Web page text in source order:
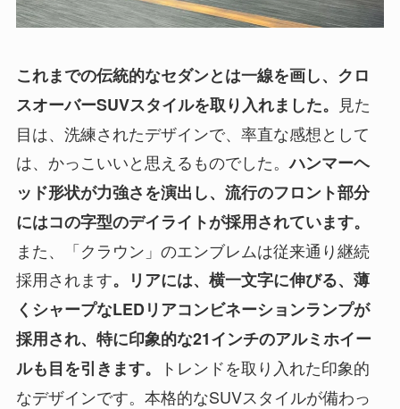
これまでの伝統的なセダンとは一線を画し、クロ
スオーバーSUVスタイルを取り入れました。 見た
目は、洗練されたデザインで、率直な感想として
は、かっこいいと思えるものでした。ハンマーヘ
ッド形状が力強さを演出し、流行のフロント部分
にはコの字型のデイライトが採用されています。
また、「クラウン」のエンブレムは従来通り継続
採用されます。リアには、横一文字に伸びる、薄
くシャープなLEDリアコンビネーションランプが
採用され、特に印象的な21インチのアルミホイー
ルも目を引きます。
トレンドを取り入れた印象的
なデザインです。本格的なSUVスタイルが備わっ